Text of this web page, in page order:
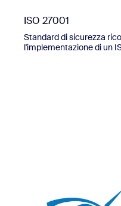
ISO 27001
Standard di sicurezza
l'implementazione di un